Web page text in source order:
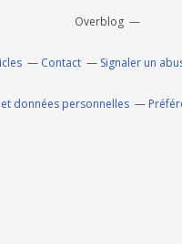
Overblog
Contact Signaler un
données personnelles